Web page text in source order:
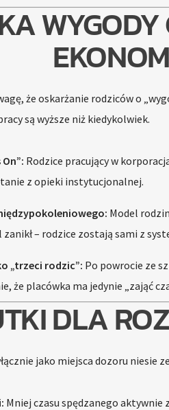
WYGODY
że oskarżanie rodziców o
są wyższe niż kiedykolwiek.
Rodzice pracujący w
z opieki instytucjonalnej.
Model
– rodzice zostają sami z
„trzeci rodzic”: Po powrocie ze
że placówka ma jedynie „zająć
DLA
jako miejsca dozoru niesie
Mniej czasu spędzanego